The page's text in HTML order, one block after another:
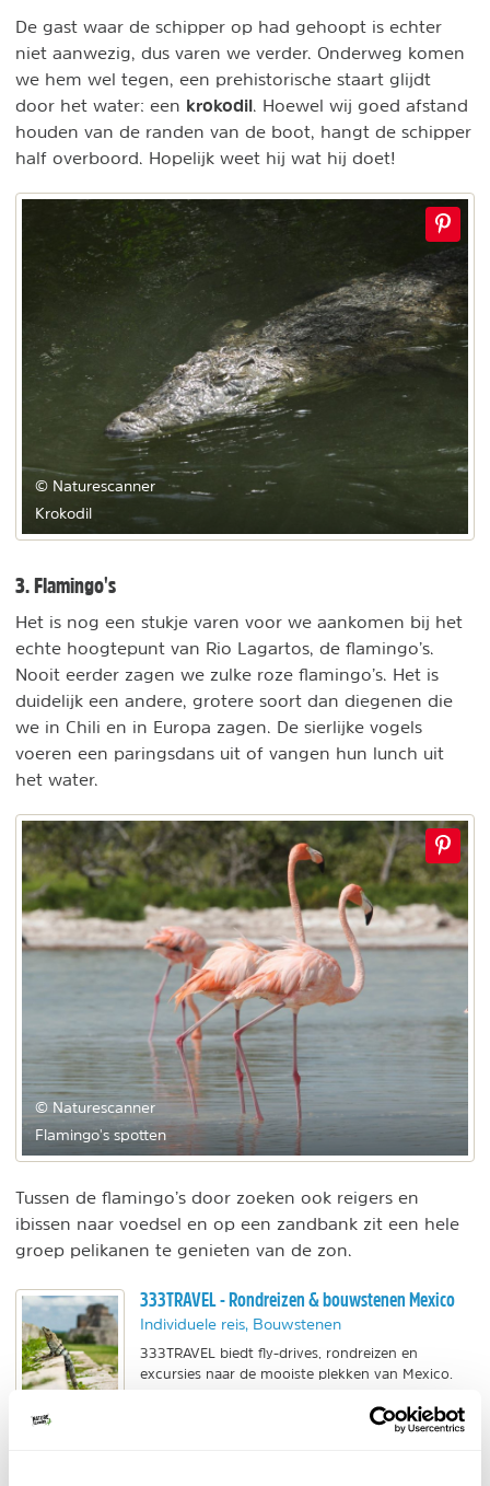
De gast waar de schipper op had gehoopt is echter
niet aanwezig, dus varen we verder. Onderweg komen
we hem wel tegen, een prehistorische staart glijdt
door het water: een krokodil. Hoewel wij goed afstand
houden van de randen van de boot, hangt de schipper
half overboord. Hopelijk weet hij wat hij doet!
© Naturescanner
Krokodil
3. Flamingo's
Het is nog een stukje varen voor we aankomen bij het
echte hoogtepunt van Rio Lagartos, de flamingo’s.
Nooit eerder zagen we zulke roze flamingo’s. Het is
duidelijk een andere, grotere soort dan diegenen die
we in Chili en in Europa zagen. De sierlijke vogels
voeren een paringsdans uit of vangen hun lunch uit
het water.
© Naturescanner
Flamingo's spotten
Tussen de flamingo’s door zoeken ook reigers en
ibissen naar voedsel en op een zandbank zit een hele
groep pelikanen te genieten van de zon.
333TRAVEL - Rondreizen & bouwstenen Mexico
Individuele reis, Bouwstenen
333TRAVEL biedt fly-drives, rondreizen en
excursies naar de mooiste plekken van Mexico.